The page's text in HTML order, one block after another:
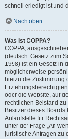
schnell erledigt ist und
Nach oben
Was ist COPPA?
COPPA,
(deutsch: Gesetz zum
1998) ist ein Gesetz in
möglicherweise
hierzu die Zustimmung
oder die Website, auf
rechtlichen Beistand zu
Besitzer dieses
Anlaufstelle für
unter der Frage „An
juristische Anfragen zu